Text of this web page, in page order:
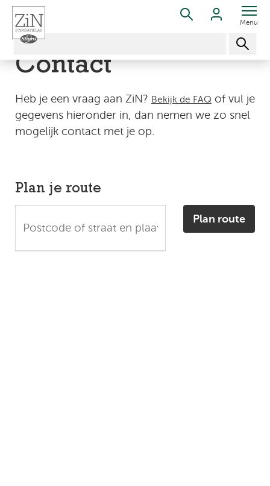
Menu
Contact
Heb je een vraag aan ZiN? Bekijk de FAQ of vul je
gegevens hieronder in, dan nemen we zo snel
mogelijk contact met je op.
Plan je route
Plan route